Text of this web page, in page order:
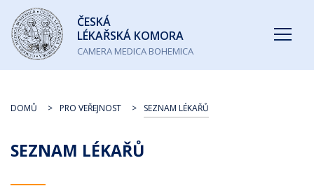
Česká
lékařská
komora
ČESKÁ
LÉKAŘSKÁ KOMORA
CAMERA MEDICA BOHEMICA
SEZNAM LÉKAŘŮ
DOMŮ PRO VEŘEJNOST SEZNAM LÉKAŘŮ